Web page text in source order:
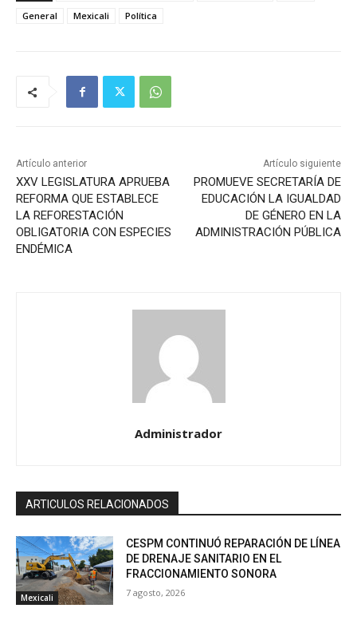
General Mexicali Política
Artículo anterior
XXV LEGISLATURA APRUEBA
REFORMA QUE ESTABLECE
LA REFORESTACIÓN
OBLIGATORIA CON ESPECIES
ENDÉMICA
Artículo siguiente
PROMUEVE SECRETARÍA DE
EDUCACIÓN LA IGUALDAD
DE GÉNERO EN LA
ADMINISTRACIÓN PÚBLICA
Administrador
ARTICULOS RELACIONADOS
Mexicali
CESPM CONTINUÓ REPARACIÓN DE LÍNEA
DE DRENAJE SANITARIO EN EL
FRACCIONAMIENTO SONORA
7 agosto, 2026